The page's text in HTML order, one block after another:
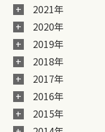
2021年
2020年
2019年
2018年
2017年
2016年
2015年